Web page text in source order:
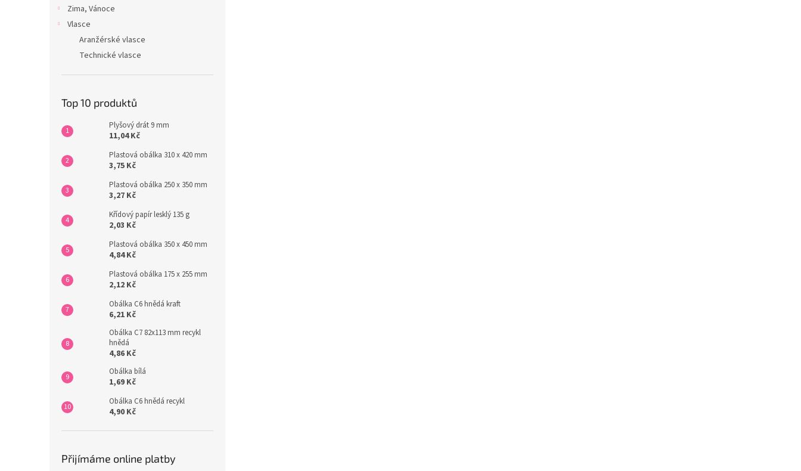
Zima, Vánoce
Vlasce
Aranžérské vlasce
Technické vlasce
Top 10 produktů
Plyšový drát 9 mm
11,04 Kč
Plastová obálka 310 x 420 mm
3,75 Kč
Plastová obálka 250 x 350 mm
3,27 Kč
Křídový papír lesklý 135 g
2,03 Kč
Plastová obálka 350 x 450 mm
4,84 Kč
Plastová obálka 175 x 255 mm
2,12 Kč
Obálka C6 hnědá kraft
6,21 Kč
Obálka C7 82x113 mm recykl
hnědá
4,86 Kč
Obálka bílá
1,69 Kč
Obálka C6 hnědá recykl
4,90 Kč
Přijímáme online platby